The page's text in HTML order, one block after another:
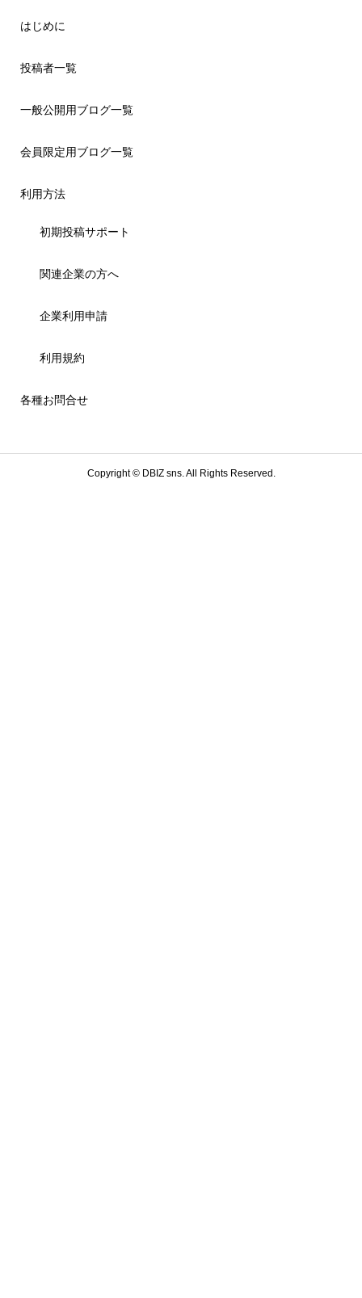
はじめに
投稿者一覧
一般公開用ブログ一覧
会員限定用ブログ一覧
利用方法
初期投稿サポート
関連企業の方へ
企業利用申請
利用規約
各種お問合せ
Copyright ©DBIZ sns. All Rights Reserved.